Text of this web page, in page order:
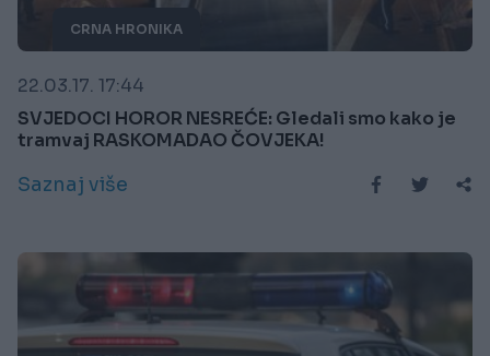
CRNA HRONIKA
22.03.17. 17:44
SVJEDOCI HOROR NESREĆE: Gledali smo kako je
tramvaj RASKOMADAO ČOVJEKA!
Saznaj više